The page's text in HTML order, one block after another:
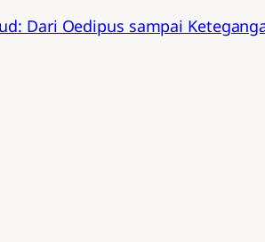
Dari Oedipus sampai